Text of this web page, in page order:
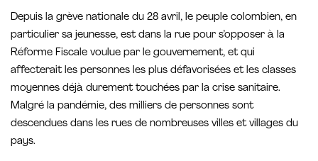
Depuis la grève nationale du 28 avril, le peuple colombien, en
particulier sa jeunesse, est dans la rue pour s’opposer à la
Réforme Fiscale voulue par le gouvernement, et qui
affecterait les personnes les plus défavorisées et les classes
moyennes déjà durement touchées par la crise sanitaire.
Malgré la pandémie, des milliers de personnes sont
descendues dans les rues de nombreuses villes et villages du
pays.